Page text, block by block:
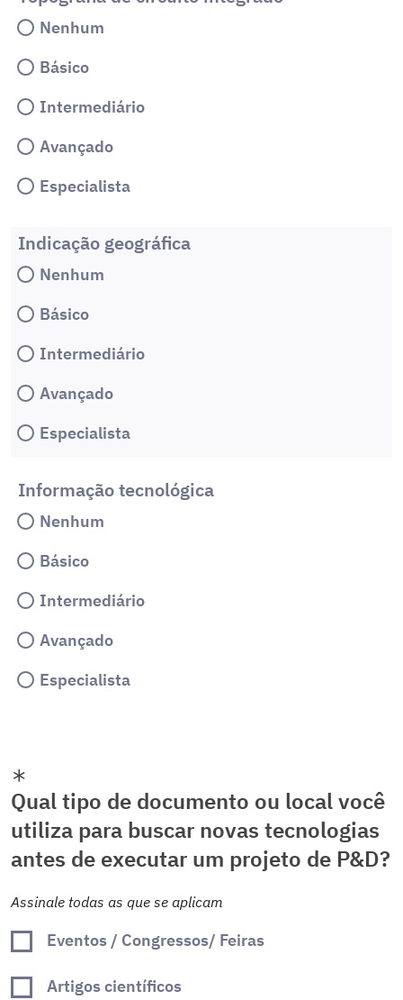
Nenhum
Básico
Intermediário
Avançado
Especialista
Indicação geográfica
Nenhum
Básico
Intermediário
Avançado
Especialista
Informação tecnológica
Nenhum
Básico
Intermediário
Avançado
Especialista
Qual tipo de documento ou local você
utiliza para buscar novas tecnologias
antes de executar um projeto de P&D?
Assinale todas as que se aplicam
Eventos / Congressos/ Feiras
Artigos científicos